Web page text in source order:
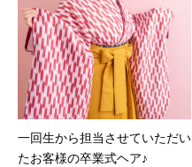
一回生から担当させていただい
たお客様の卒業式ヘア♪